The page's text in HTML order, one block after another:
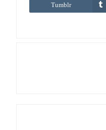
Tumblr